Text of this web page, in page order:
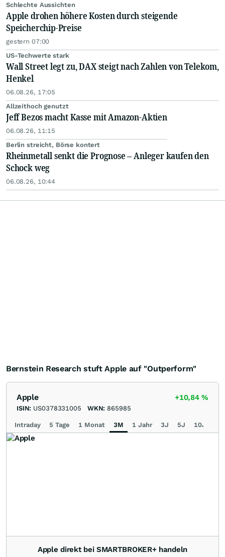
Schlechte Aussichten
Apple drohen höhere Kosten durch steigende
Speicherchip-Preise
gestern 07:00
US-Techwerte stark
Wall Street legt zu, DAX steigt nach Zahlen von Telekom,
Henkel
06.08.26, 17:05
Allzeithoch genutzt
Jeff Bezos macht Kasse mit Amazon-Aktien
06.08.26, 11:15
Berlin streicht, Börse kontert
Rheinmetall senkt die Prognose – Anleger kaufen den
Schock weg
06.08.26, 10:44
Bernstein Research stuft Apple auf "Outperform"
Apple +10,84%
ISIN: US0378331005 WKN: 865985
Intraday 5 Tage 1 Monat 3M 1 Jahr 3J 5J 10J
Apple direkt bei SMARTBROKER+ handeln